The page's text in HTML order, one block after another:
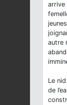
arrive
autre
Le
de